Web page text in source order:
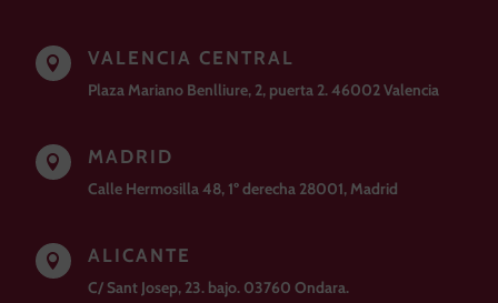
 VALENCIA CENTRAL
Plaza Mariano Benlliure, 2, puerta 2. 46002 Valencia
 MADRID
Calle Hermosilla 48, 1º derecha 28001, Madrid
 ALICANTE
C/ Sant Josep, 23. bajo. 03760 Ondara.